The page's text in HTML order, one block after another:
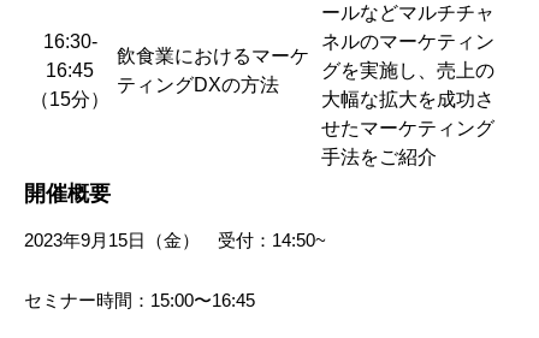
16:30-
16:45
（15分）
飲食業におけるマーケ
ティングDXの方法
ールなどマルチチャ
ネルのマーケティン
グを実施し、売上の
大幅な拡大を成功さ
せたマーケティング
手法をご紹介
開催概要
2023年9月15日（金） 受付：14:50~
セミナー時間：15:00〜16:45